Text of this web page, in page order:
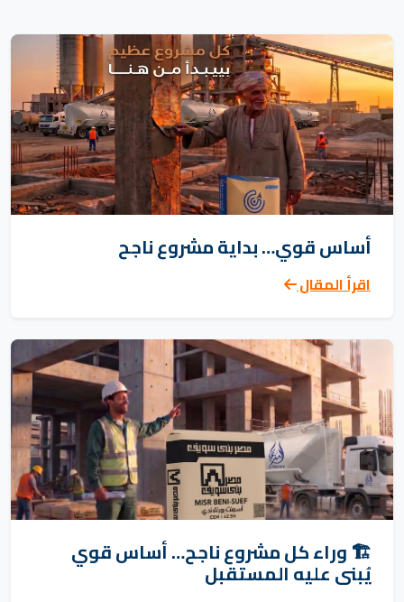
أساس قوي… بداية مشروع ناجح
اقرأ المقال
🏗️ وراء كل مشروع ناجح… أساس قوي
يُبنى عليه المستقبل